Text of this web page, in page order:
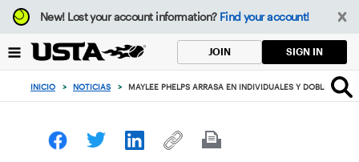
Enfoque
desde
botón
volver
principio
New!Lost your account information? Find your account!
JOIN SIGN IN
INICIO > NOTICIAS > MAYLEE PHELPS ARRASA EN INDIVIDUALES Y DOBLES EN